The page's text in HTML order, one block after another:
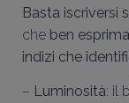
Basta iscriversi
che ben
indizi che
– Luminosità: il